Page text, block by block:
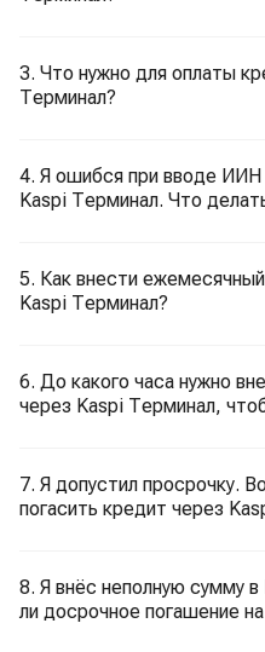
3. Что нужно для оплаты
Терминал?
4. Я ошибся при вводе ИИН
Kaspi Терминал. Что
5. Как внести
Kaspi Терминал?
6. До какого часа нужно
через Kaspi Терминал,
7. Я допустил просрочку.
погасить кредит через
8. Я внёс неполную сумму
ли досрочное погашение